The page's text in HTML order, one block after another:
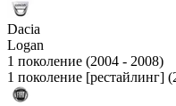
Dacia
Logan
1 поколение (2004 - 2008)
1 поколение [рестайлинг]